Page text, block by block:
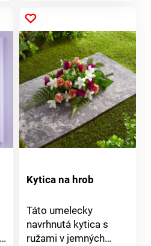
Kytica na hrob
Táto umelecky
navrhnutá kytica s
ružami v jemných